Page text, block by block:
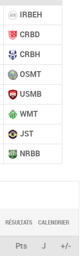
IRBEH
CRBD
CRBH
OSMT
USMB
WMT
JST
NRBB
RÉSULTATS CALENDRIER
Pts J
+/-